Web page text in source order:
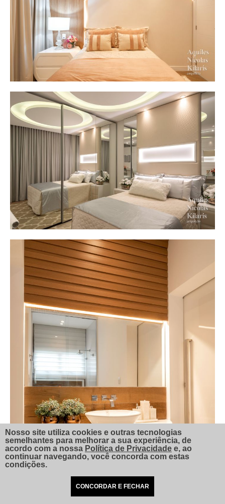
Nosso site utiliza cookies e outras tecnologias
semelhantes para melhorar a sua experiência, de
acordo com a nossa Política de Privacidade e, ao
continuar navegando, você concorda com estas
condições.
CONCORDAR E FECHAR